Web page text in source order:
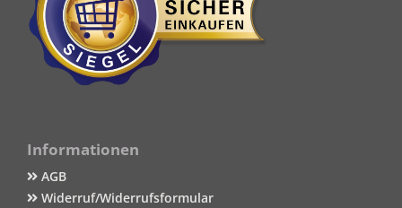
Informationen
AGB
Widerruf/Widerrufsformular